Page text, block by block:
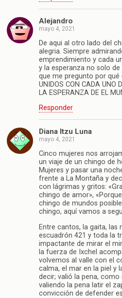
Alejandro
mayo 4, 2021
De aqui al otro lado del
alegria. Siempre
emprendimiento y cada
y la esperanza no solo
que me pregunto por qué
UNIDOS CON CADA UNO
LA ESPERANZA DE EL
Responder
Diana Itzu Luna
mayo 4, 2021
Cinco mujeres nos
un viaje de un chingo de
Mujeres y pasar una
frente a La Montaña y
con lágrimas y gritos:
chingo de amor»,
chingo de mundos
chingo, aquí vamos a
Entre cantos, la gaita, las
escuadrón 421 y toda la
impactante de mirar el
la fuerza de Ixchel
volvemos al valle con el
calma, el mar en la piel y
decir; valió la pena,
valiendo la pena latir el
convicción de defender